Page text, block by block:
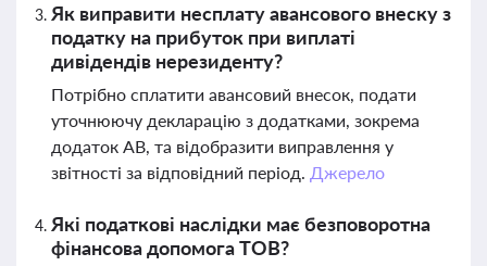
Як виправити несплату авансового внеску з
податку на прибуток при виплаті
дивідендів нерезиденту?
Потрібно сплатити авансовий внесок, подати
уточнюючу декларацію з додатками, зокрема
додаток АВ, та відобразити виправлення у
звітності за відповідний період. Джерело
Які податкові наслідки має безповоротна
фінансова допомога ТОВ?